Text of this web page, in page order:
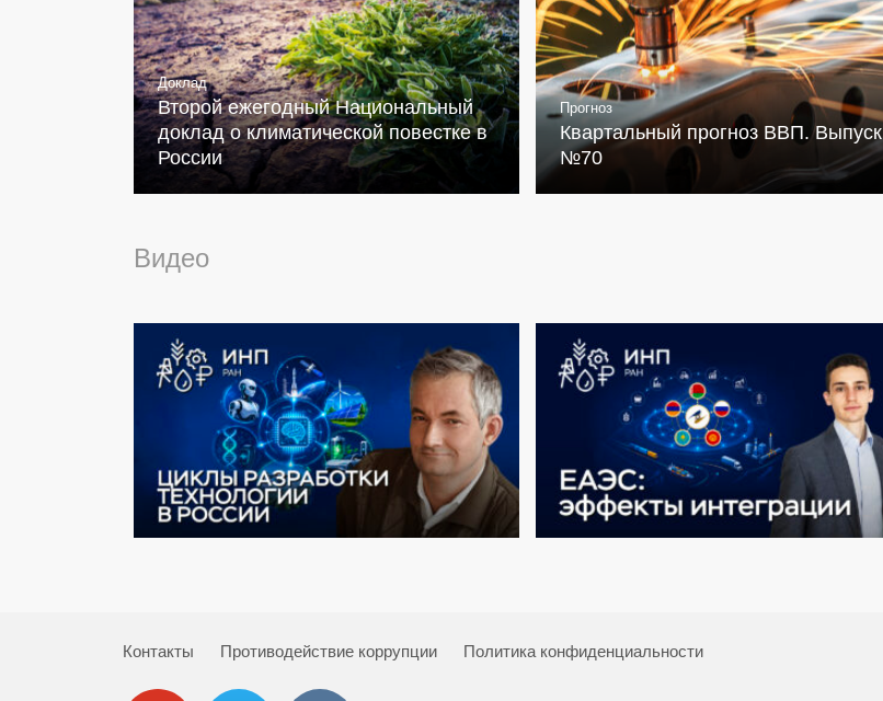
Доклад
Второй ежегодный Национальный
доклад о климатической повестке в
России
Прогноз
Квартальный прогноз ВВП. Выпуск
№70
Видео
Контакты Противодействие коррупции Политика конфиденциальности